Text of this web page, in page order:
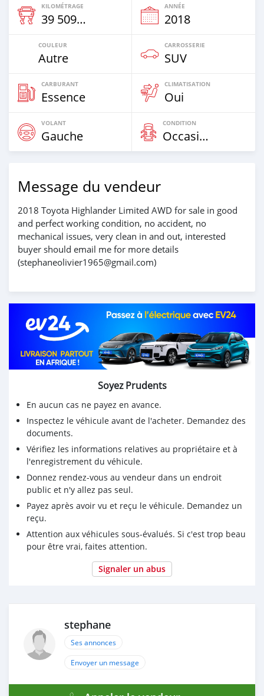
KILOMÉTRAGE
39 509 Km
ANNÉE
2018
COULEUR
Autre
CARROSSERIE
SUV
CARBURANT
Essence
CLIMATISATION
Oui
VOLANT
Gauche
CONDITION
Occasion
Message du vendeur
2018 Toyota Highlander Limited AWD for sale in good
and perfect working condition, no accident, no
mechanical issues, very clean in and out, interested
buyer should email me for more details
(stephaneolivier1965@gmail.com)
Soyez Prudents
En aucun cas ne payez en avance.
Inspectez le véhicule avant de l'acheter. Demandez des
documents.
Vérifiez les informations relatives au propriétaire et à
l'enregistrement du véhicule.
Donnez rendez-vous au vendeur dans un endroit
public et n'y allez pas seul.
Payez après avoir vu et reçu le véhicule. Demandez un
reçu.
Attention aux véhicules sous-évalués. Si c'est trop beau
pour être vrai, faites attention.
Signaler un abus
stephane
Ses annonces
Envoyer un message